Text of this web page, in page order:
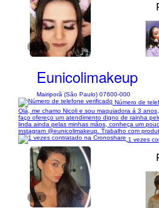
1/18
Eunicolimakeup
Mairiporã (São Paulo) 07600-000
Número de
Olá, me chamo Nicoli e sou maquiadora á 3
faço ofereço um atendimento digno de rainha
linda ainda pelas minhas mãos, conheça um
instagram @eunicolimakeup. Trabalho com
1 vezes
1/4